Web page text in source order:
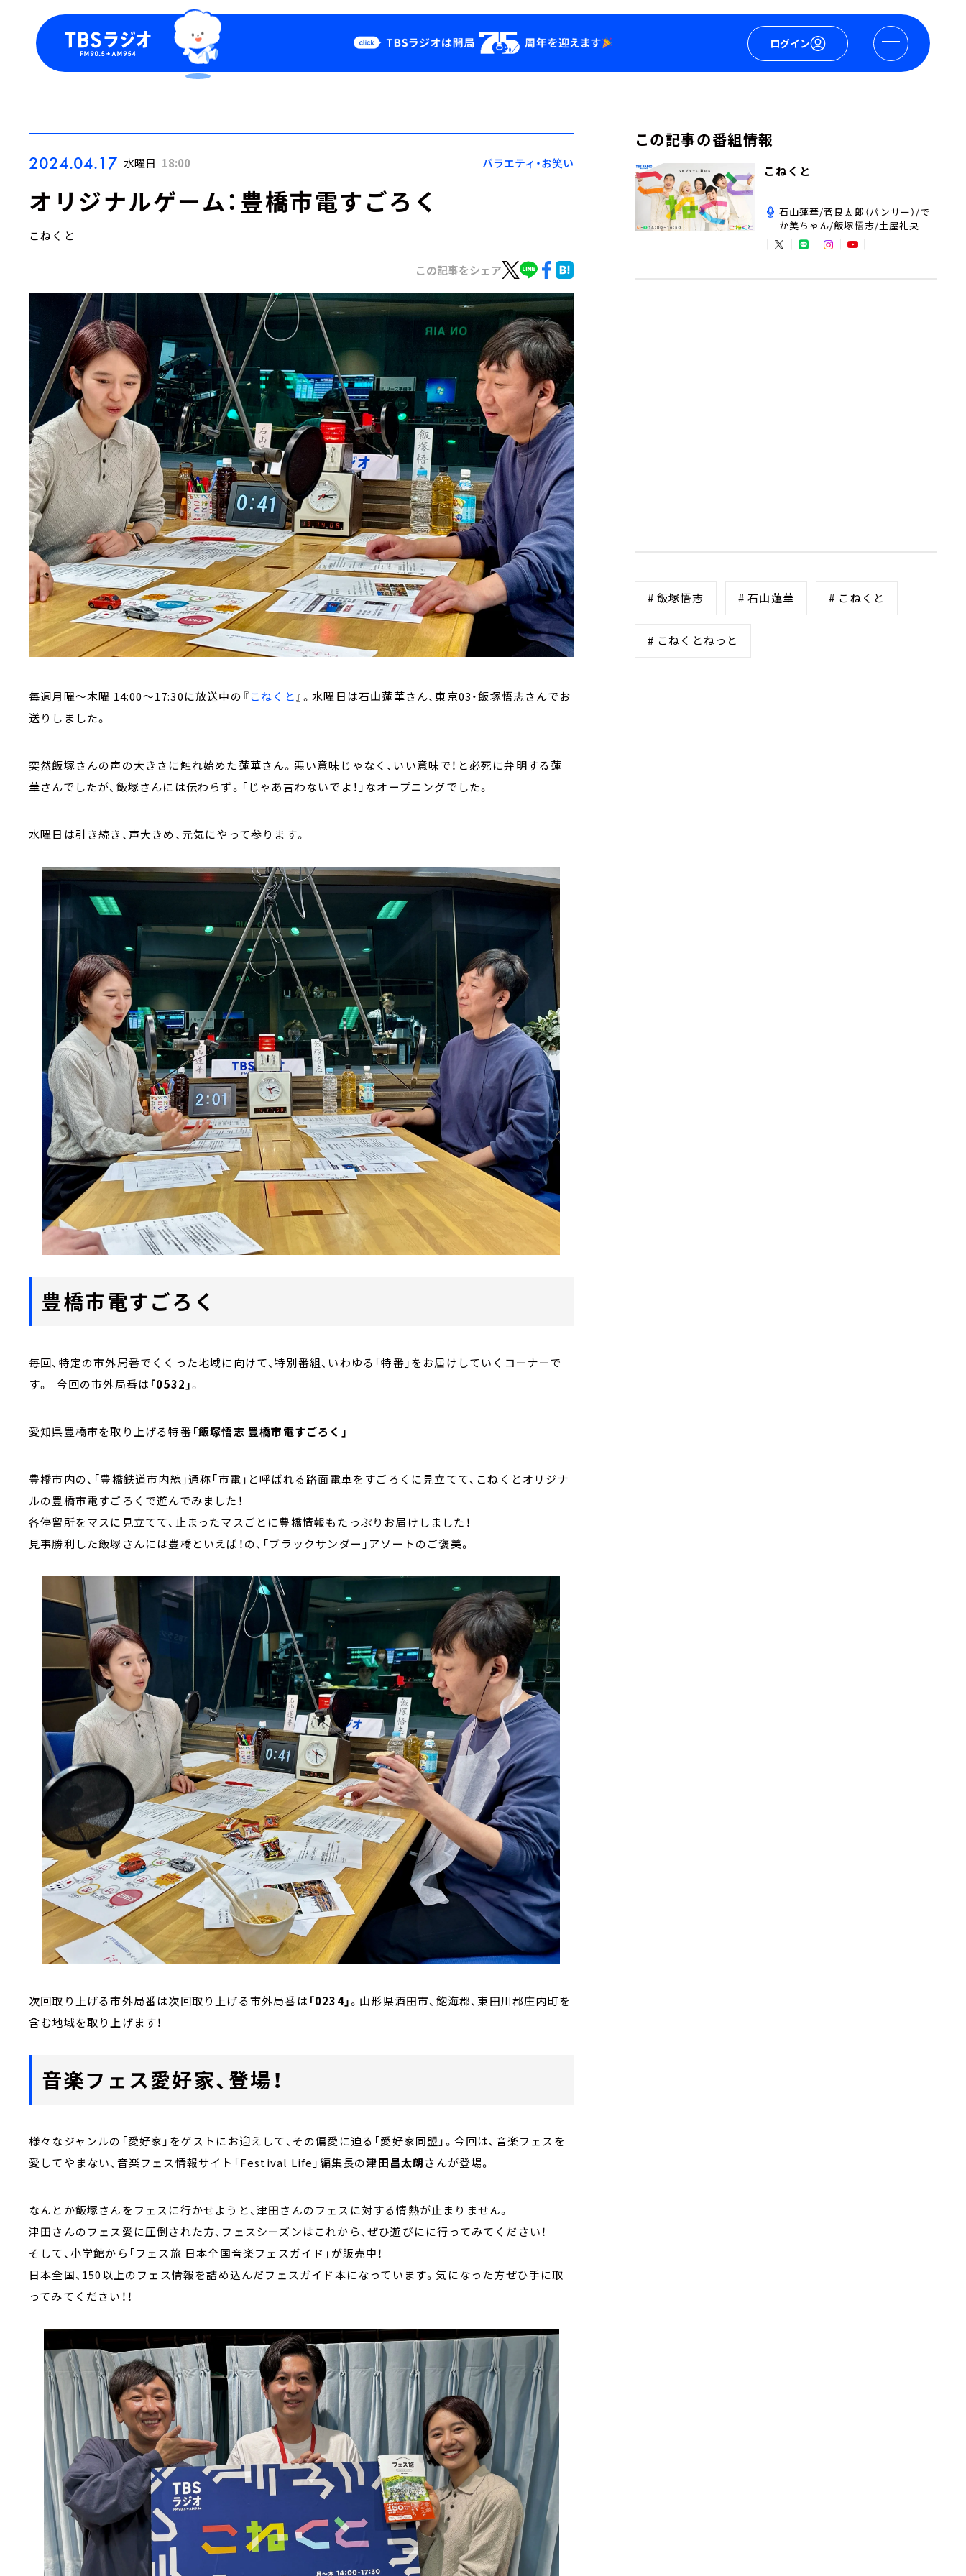
ログイン
Podcast
YouTube
会社情報
2024.04.17 水曜日 18:00 バラエティ・お笑い
オリジナルゲーム：豊橋市電すごろく
こねくと
この記事をシェア
毎週月曜～木曜 14:00～17:30に放送中の『こねくと 』。水曜日は石山蓮華さん、東京03・飯塚悟志さんでお
送りしました。
突然飯塚さんの声の大きさに触れ始めた蓮華さん。悪い意味じゃなく、いい意味で！と必死に弁明する蓮
華さんでしたが、飯塚さんには伝わらず。「じゃあ言わないでよ！」なオープニングでした。
水曜日は引き続き、声大きめ、元気にやって参ります。
豊橋市電すごろく
毎回、特定の市外局番でくくった地域に向けて、特別番組、いわゆる「特番」をお届けしていくコーナーで
す。 今回の市外局番は 「0532」。
愛知県豊橋市を取り上げる特番「飯塚悟志 豊橋市電すごろく」
豊橋市内の、「豊橋鉄道市内線」通称「市電」と呼ばれる路面電車をすごろくに見立てて、こねくとオリジナ
ルの豊橋市電すごろくで遊んでみました！
各停留所をマスに見立てて、止まったマスごとに豊橋情報もたっぷりお届けしました！
見事勝利した飯塚さんには豊橋といえば！の、「ブラックサンダー」アソートのご褒美。
次回取り上げる市外局番は次回取り上げる市外局番は 「0234」。山形県酒田市、飽海郡、東田川郡庄内町を
含む地域を取り上げます！
音楽フェス愛好家、登場！
様々なジャンルの「愛好家」をゲストにお迎えして、その偏愛に迫る「愛好家同盟」。今回は、音楽フェスを
愛してやまない、音楽フェス情報サイト「Festival Life」編集長の津田昌太朗さんが登場。
なんとか飯塚さんをフェスに行かせようと、津田さんのフェスに対する情熱が止まりません。
津田さんのフェス愛に圧倒された方、フェスシーズンはこれから、ぜひ遊びにに行ってみてください！
そして、小学館から「フェス旅 日本全国音楽フェスガイド」が販売中！
日本全国、150以上のフェス情報を詰め込んだフェスガイド本になっています。気になった方ぜひ手に取
ってみてください！！
この記事の番組情報
こねくと
石山蓮華/菅良太郎（パンサー）/で
か美ちゃん/飯塚悟志/土屋礼央
# 飯塚悟志 # 石山蓮華 # こねくと
# こねくとねっと